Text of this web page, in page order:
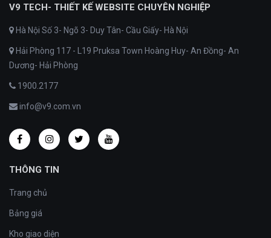
V9 TECH- THIẾT KẾ WEBSITE CHUYÊN NGHIỆP
Hà Nội Số 3- Ngõ 3- Duy Tân- Cầu Giấy- Hà Nội
Hải Phòng 117 - L19 Pruksa Town Hoàng Huy- An Đồng- An
Dương- Hải Phòng
1900.2177
info@v9.com.vn
THÔNG TIN
Trang chủ
Bảng giá
Kho giao diện